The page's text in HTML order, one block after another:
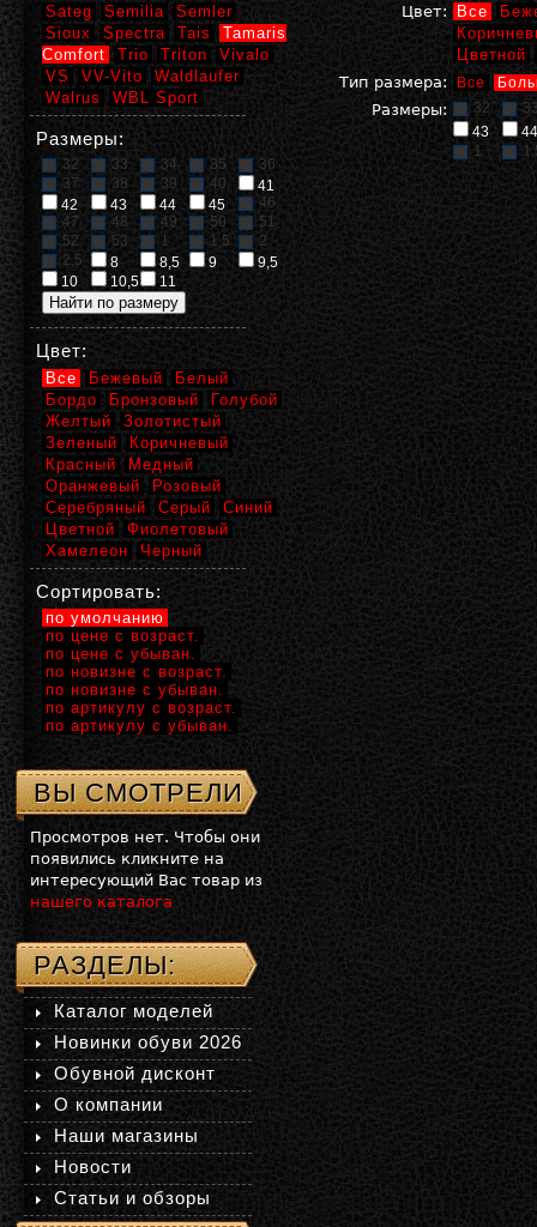
Цвет: Все
Цветной
Тип размера:
Все
Размеры: 32
43
44
1
Sateg
Semilia
Semler
Sioux
Spectra Tais
Tamaris
Comfort
Trio Triton
Vivalo
VS
VV-Vito
Waldlaufer
Walrus
WBL Sport
Размеры:
32 33 34 35
36
37
38 39 40
41
42
43 44 45
46
47
48 49 50
51
52
53 1 1,5
2
2,5
8 8,5 9
9,5
10
10,5 11
Цвет:
Все Бежевый
Белый
Бордо
Бронзовый
Голубой
Желтый
Золотистый
Зеленый
Коричневый
Красный
Медный
Оранжевый
Розовый
Серебряный
Серый
Синий
Цветной
Фиолетовый
Хамелеон
Черный
Сортировать:
по умолчанию
по цене с возраст.
по цене с убыван.
по новизне с возраст.
по новизне с убыван.
по артикулу с возраст.
по артикулу с убыван.
ВЫ СМОТРЕЛИ
Просмотров нет. Чтобы они
появились кликните на
интересующий Вас товар из
нашего каталога
РАЗДЕЛЫ:
Каталог моделей
Новинки обуви 2026
Обувной дисконт
О компании
Наши магазины
Новости
Статьи и обзоры